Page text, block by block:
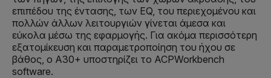
επιπέδου της έντασης, των EQ, του περιεχομένου και
πολλών άλλων λειτουργιών γίνεται άμεσα και
εύκολα μέσω της εφαρμογής. Για ακόμα περισσότερη
εξατομίκευση και παραμετροποίηση του ήχου σε
βάθος, ο A30+ υποστηρίζει το ACPWorkbench
software.